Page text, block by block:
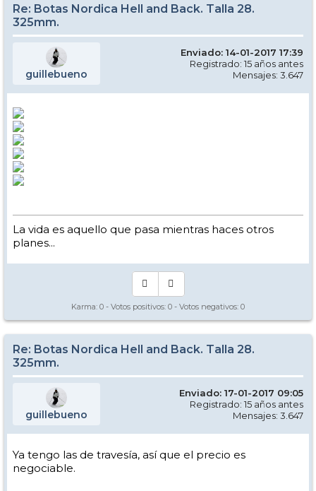
Re: Botas Nordica Hell and Back. Talla 28.
325mm.
guillebueno
Enviado: 14-01-2017 17:39
Registrado: 15 años antes
Mensajes: 3.647
La vida es aquello que pasa mientras haces otros
planes...
Karma: 0 - Votos positivos: 0 - Votos negativos: 0
Re: Botas Nordica Hell and Back. Talla 28.
325mm.
guillebueno
Enviado: 17-01-2017 09:05
Registrado: 15 años antes
Mensajes: 3.647
Ya tengo las de travesía, así que el precio es
negociable.